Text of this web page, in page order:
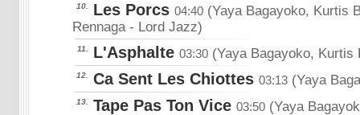
10. Les Porcs 04:40 (Yaya Bagayoko, Kurtis
Rennaga - Lord Jazz)
11. L'Asphalte 03:30 (Yaya Bagayoko, Kurtis
12. Ca Sent Les Chiottes 03:13 (Yaya
13. Tape Pas Ton Vice 03:50 (Yaya